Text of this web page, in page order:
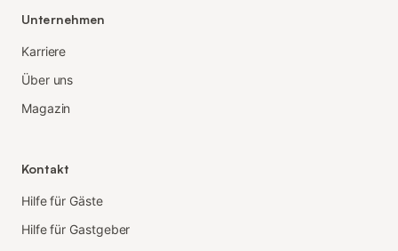
Unternehmen
Karriere
Über uns
Magazin
Kontakt
Hilfe für Gäste
Hilfe für Gastgeber